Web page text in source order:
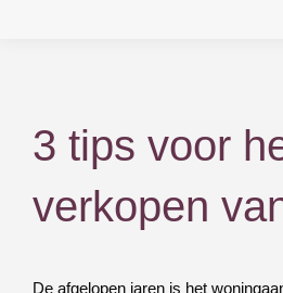
3 tips voor
verkopen
De afgelopen jaren is het